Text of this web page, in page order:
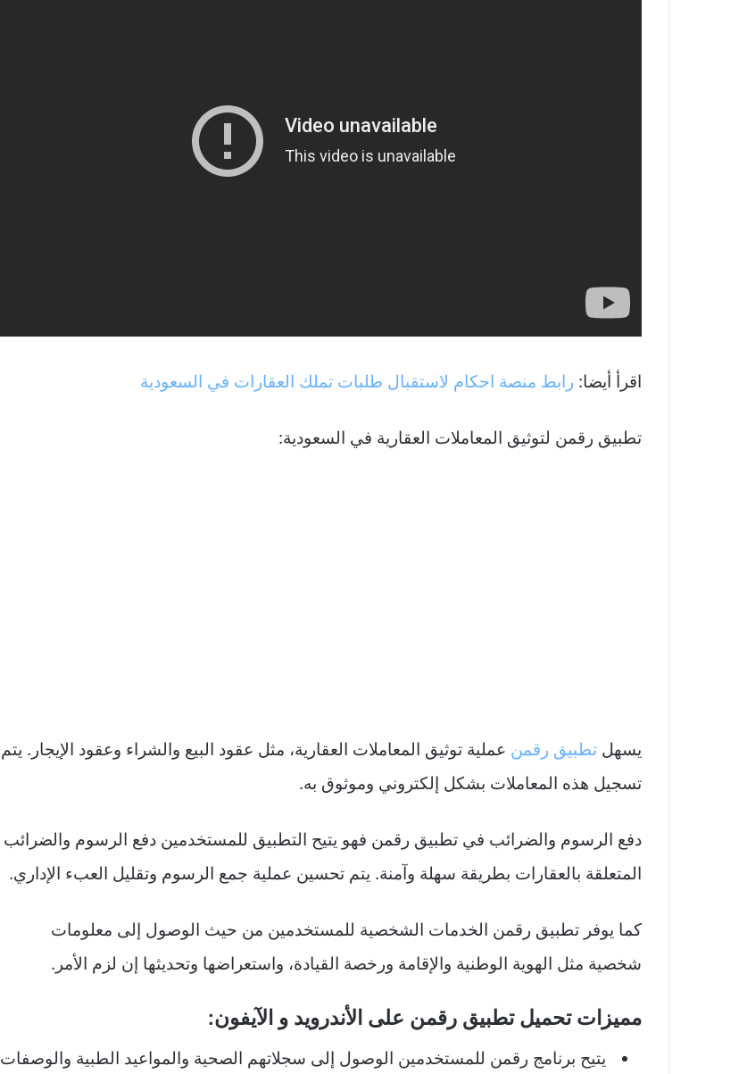
اقرأ أيضا: رابط منصة احكام لاستقبال طلبات تملك العقارات في السعودية
تطبيق رقمن لتوثيق المعاملات العقارية في السعودية:
يسهل تطبيق رقمن عملية توثيق المعاملات العقارية، مثل عقود البيع والشراء وعقود الإيجار. يتم
تسجيل هذه المعاملات بشكل إلكتروني وموثوق به.
دفع الرسوم والضرائب في تطبيق رقمن فهو يتيح التطبيق للمستخدمين دفع الرسوم والضرائب
المتعلقة بالعقارات بطريقة سهلة وآمنة. يتم تحسين عملية جمع الرسوم وتقليل العبء الإداري.
كما يوفر تطبيق رقمن الخدمات الشخصية للمستخدمين من حيث الوصول إلى معلومات
شخصية مثل الهوية الوطنية والإقامة ورخصة القيادة، واستعراضها وتحديثها إن لزم الأمر.
مميزات تحميل تطبيق رقمن على الأندرويد و الآيفون:
يتيح برنامج رقمن للمستخدمين الوصول إلى سجلاتهم الصحية والمواعيد الطبية والوصفات